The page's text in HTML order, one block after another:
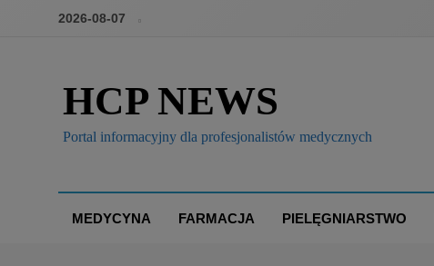
2026-08-07
HCP NEWS
Portal informacyjny dla profesjonalistów medycznych
MEDYCYNA FARMACJA PIELĘGNIARSTWO